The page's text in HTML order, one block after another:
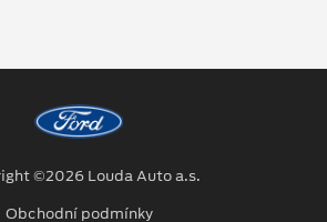
©2026 Louda Auto a.s.
Obchodní podmínky